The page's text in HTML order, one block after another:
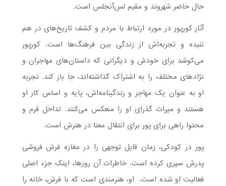
حال حاضر شهروند و مقیم لس‌آنجلس است.
آثار کورپور در مورد ارتباط با مردم و کشف تاریخ‌های در هم
تنیده و تجربه‌اش از زندگی بین فرهنگ‌ها است. کورپور
می‌کوشد برای خودش و دیگرانی که داستان‌های مهاجران و
نژادهای مختلف را به اشتراک گذاشته‌اند، جا باز کند. تجربه
او به عنوان یک مهاجر و زندگینامه‌اش، پایه و اساس کار او
هستند و میراث گذرای او را منعکس می‌کنند. تداخل فرم و
محتوا راهی برای پور برای انتقال معنا در هنرش است.
پور در کودکی، زمان قابل توجهی را در مغازه فرش فروشی
پدرش سپری کرده است. خاطرات آن روزها، اینک جزء اصلی
فعالیت او شده است. او، هنرمندی است که با فرش، خانه را